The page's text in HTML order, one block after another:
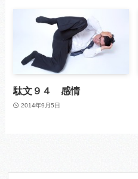
駄文９４ 感情
2014年9月5日